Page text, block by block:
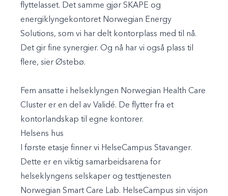
flyttelasset. Det samme gjør SKAPE og
energiklyngekontoret Norwegian Energy
Solutions, som vi har delt kontorplass med til nå.
Det gir fine synergier. Og nå har vi også plass til
flere, sier Østebø.
Fem ansatte i helseklyngen Norwegian Health Care
Cluster er en del av Validé. De flytter fra et
kontorlandskap til egne kontorer.
Helsens hus
I første etasje finner vi HelseCampus Stavanger.
Dette er en viktig samarbeidsarena for
helseklyngens selskaper og testtjenesten
Norwegian Smart Care Lab. HelseCampus sin visjon